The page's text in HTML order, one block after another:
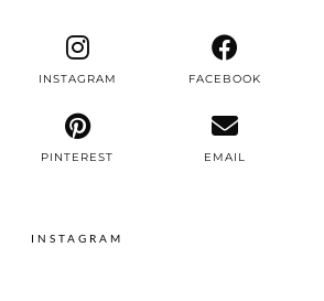
INSTAGRAM FACEBOOK
PINTEREST EMAIL
INSTAGRAM